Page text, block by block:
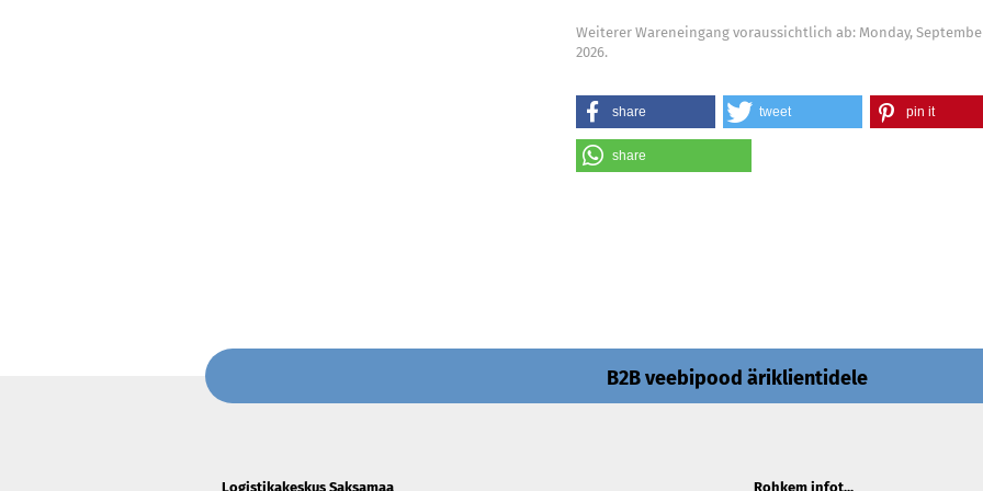
Weiterer Wareneingang voraussichtlich ab: Monday,
2026.
share tweet pin it
share
B2B veebipood äriklientidele
Logistikakeskus Saksamaa Rohkem infot...